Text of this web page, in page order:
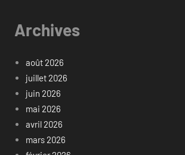
Archives
août 2026
juillet 2026
juin 2026
mai 2026
avril 2026
mars 2026